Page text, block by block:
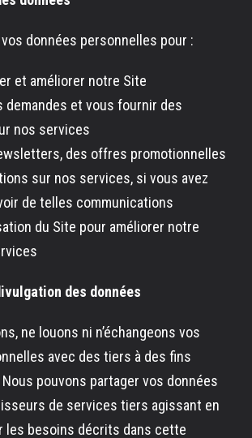
données personnelles pour :
et améliorer notre Site
demandes et vous fournir des
nos services
des offres promotionnelles
sur nos services, si vous avez
de telles communications
du Site pour améliorer notre
des données
ne louons ni n’échangeons vos
avec des tiers à des fins
pouvons partager vos données
de services tiers agissant en
les besoins décrits dans cette